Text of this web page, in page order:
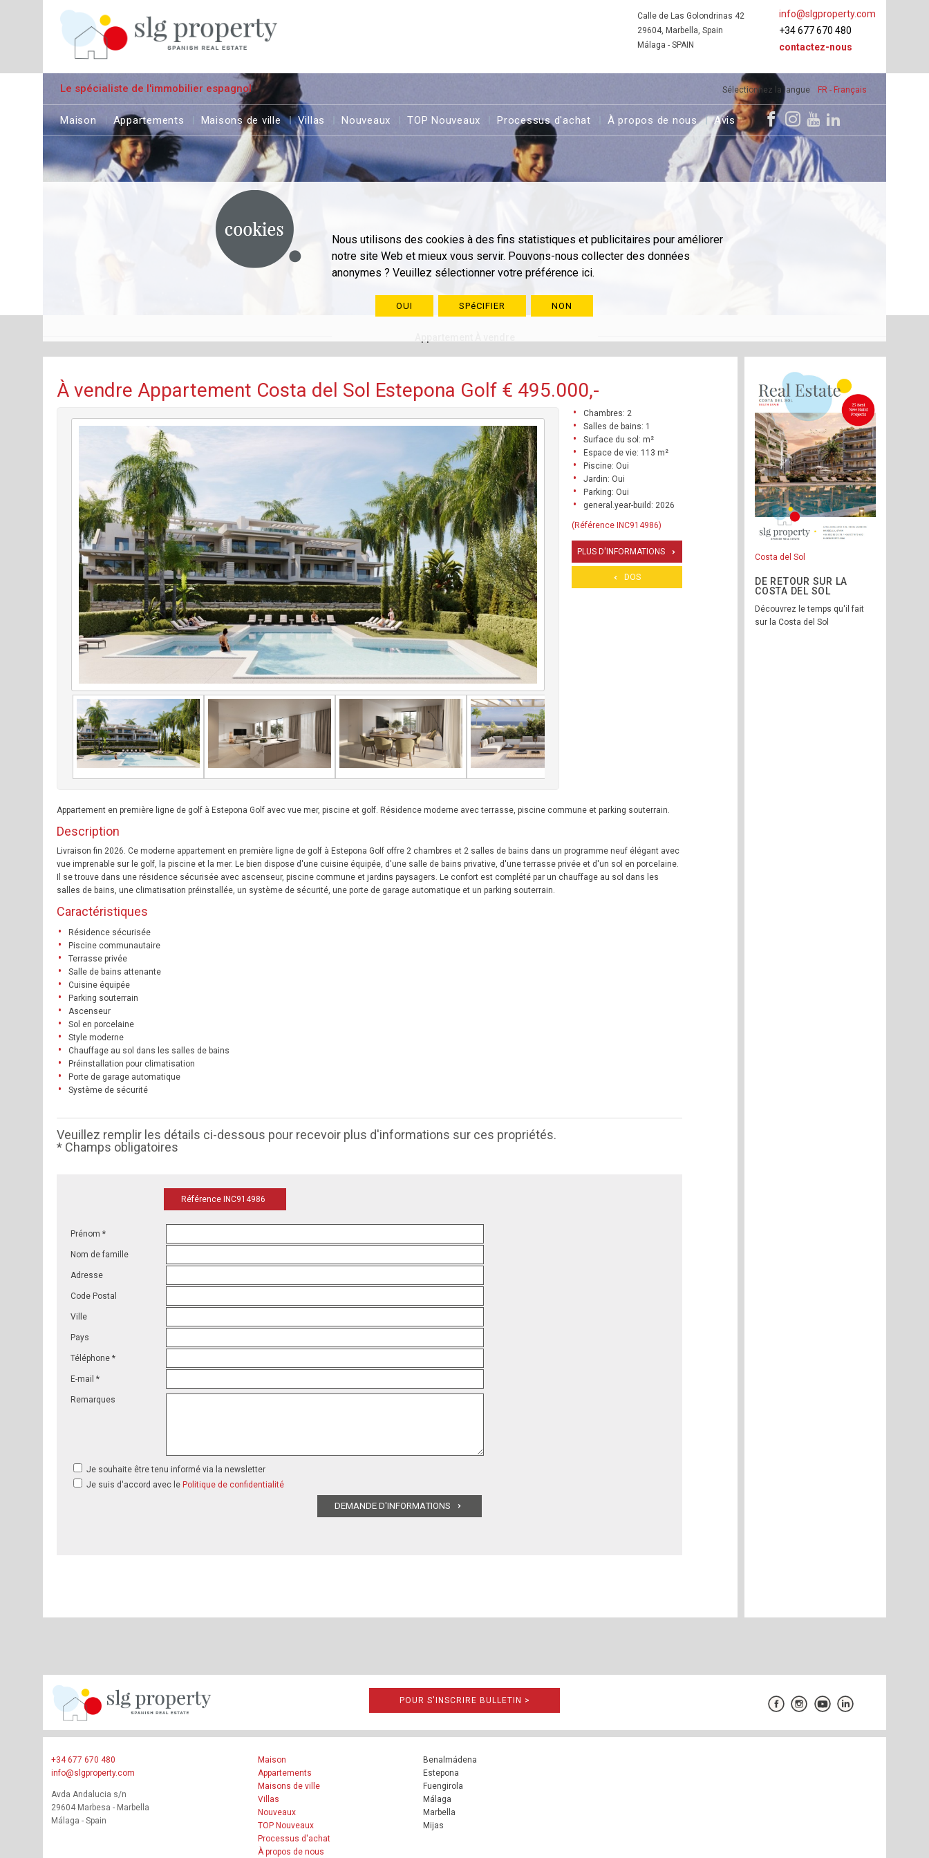
Nous utilisons des cookies à des fins statistiques et publicitaires pour améliorer
notre site Web et mieux vous servir. Pouvons-nous collecter des données
anonymes ? Veuillez sélectionner votre préférence ici.
OUI SPéCIFIER NON
Sélectionnez la langue FR - Français
info@slgproperty.com
+34 677 670 480
contactez-nous
Calle de Las Golondrinas 42
29604, Marbella, Spain
Málaga - SPAIN
Le spécialiste de l'immobilier espagnol
Maison Appartements Maisons de ville Villas Nouveaux TOP Nouveaux Processus d'achat À propos de nous Avis
À vendre Appartement Costa del Sol Estepona Golf € 495.000,-
Chambres: 2
Salles de bains: 1
Surface du sol: m²
Espace de vie: 113 m²
Piscine: Oui
Jardin: Oui
Parking: Oui
general.year-build: 2026
(Référence INC914986)
PLUS D'INFORMATIONS
DOS
Appartement en première ligne de golf à Estepona Golf avec vue mer, piscine et golf. Résidence moderne avec terrasse, piscine commune et parking souterrain.
Description
Livraison fin 2026. Ce moderne appartement en première ligne de golf à Estepona Golf offre 2 chambres et 2 salles de bains dans un programme neuf élégant avec
vue imprenable sur le golf, la piscine et la mer. Le bien dispose d'une cuisine équipée, d'une salle de bains privative, d'une terrasse privée et d'un sol en porcelaine.
Il se trouve dans une résidence sécurisée avec ascenseur, piscine commune et jardins paysagers. Le confort est complété par un chauffage au sol dans les
salles de bains, une climatisation préinstallée, un système de sécurité, une porte de garage automatique et un parking souterrain.
Caractéristiques
Résidence sécurisée
Piscine communautaire
Terrasse privée
Salle de bains attenante
Cuisine équipée
Parking souterrain
Ascenseur
Sol en porcelaine
Style moderne
Chauffage au sol dans les salles de bains
Préinstallation pour climatisation
Porte de garage automatique
Système de sécurité
Veuillez remplir les détails ci-dessous pour recevoir plus d'informations sur ces propriétés.
* Champs obligatoires
Référence INC914986
Prénom *
Nom de famille
Adresse
Code Postal
Ville
Pays
Téléphone *
E-mail *
Remarques
Je souhaite être tenu informé via la newsletter
Je suis d'accord avec le Politique de confidentialité
Costa del Sol
DE RETOUR SUR LA
COSTA DEL SOL
Découvrez le temps qu'il fait
sur la Costa del Sol
POUR S'INSCRIRE BULLETIN >
+34 677 670 480
info@slgproperty.com
Avda Andalucia s/n
29604 Marbesa - Marbella
Málaga - Spain
Maison
Appartements
Maisons de ville
Villas
Nouveaux
TOP Nouveaux
Processus d'achat
À propos de nous
Benalmádena
Estepona
Fuengirola
Málaga
Marbella
Mijas